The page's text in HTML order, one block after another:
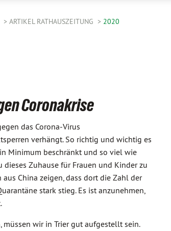
ARTIKEL RATHAUSZEITUNG 2020
Coronakrise
das Corona-Virus
verhängt. So richtig und wichtig es
Minimum beschränkt und so viel wie
Zuhause für Frauen und Kinder zu
China zeigen, dass dort die Zahl der
stark stieg. Es ist anzunehmen,
müssen wir in Trier gut aufgestellt sein.